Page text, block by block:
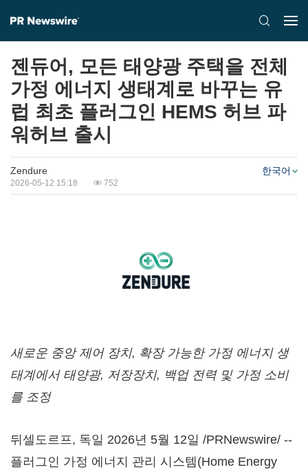
젠듀어, 모든 태양광 주택을 전체
가정 에너지 생태계로 바꾸는 유
럽 최초 플러그인 HEMS 허브 파
워허브 출시
Zendure
2026-05-12 15:18 752
한국어
새로운 중앙 제어 장치, 확장 가능한 가정 에너지 생
태계에서 태양광, 저장장치, 백업 전력 및 가정 소비
를 조정
뒤셀도르프, 독일 2026년 5월 12일 /PRNewswire/ --
플러그인 가정 에너지 관리 시스템(Home Energy